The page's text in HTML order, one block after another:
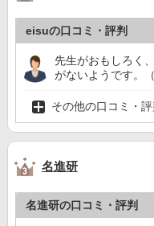
eisuの口コミ・評判
先生がおもしろく
がないようです。
その他の口コミ・評
名進研
名進研の口コミ・評判